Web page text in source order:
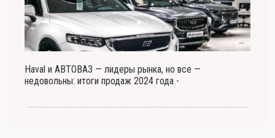
Haval и АВТОВАЗ — лидеры рынка, но все —
недовольны: итоги продаж 2024 года -